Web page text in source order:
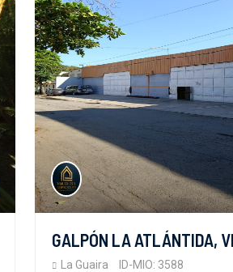
GALPÓN LA ATLÁNTIDA,
La Guaira ID-MIO: 3588